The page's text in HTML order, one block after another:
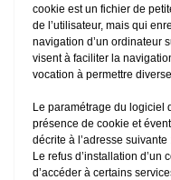
cookie est un fichier de
de l’utilisateur, mais qui
navigation d’un ordinateur
visent à faciliter la
vocation à permettre
Le paramétrage du logiciel
présence de cookie et
décrite à l’adresse suivante
Le refus d’installation d’un
d’accéder à certains